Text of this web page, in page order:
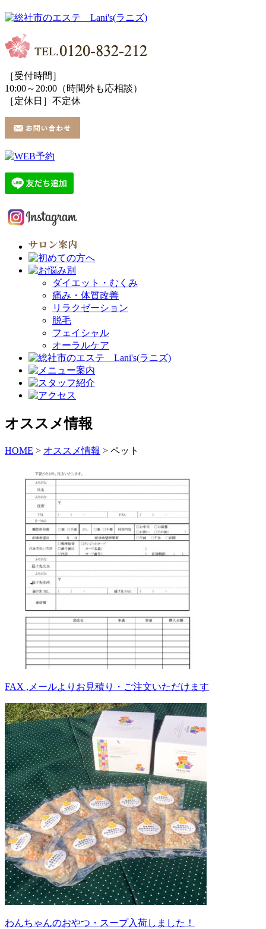
［受付時間］
10:00～20:00（時間外も応相談）
［定休日］不定休
ダイエット・むくみ
痛み・体質改善
リラクゼーション
脱毛
フェイシャル
オーラルケア
オススメ情報
HOME > オススメ情報 > ペット
FAX ,メールよりお見積り・ご注文いただけます
わんちゃんのおやつ・スープ入荷しました！